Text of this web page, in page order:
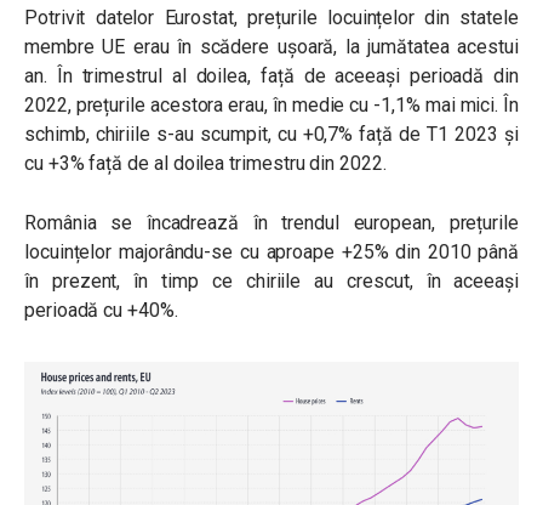
Potrivit datelor Eurostat, prețurile locuințelor din statele
membre UE erau în scădere ușoară, la jumătatea acestui
an. În trimestrul al doilea, față de aceeași perioadă din
2022, prețurile acestora erau, în medie cu -1,1% mai mici. În
schimb, chiriile s-au scumpit, cu +0,7% față de T1 2023 și
cu +3% față de al doilea trimestru din 2022.
România se încadrează în trendul european, prețurile
locuințelor majorându-se cu aproape +25% din 2010 până
în prezent, în timp ce chiriile au crescut, în aceeași
perioadă cu +40%.